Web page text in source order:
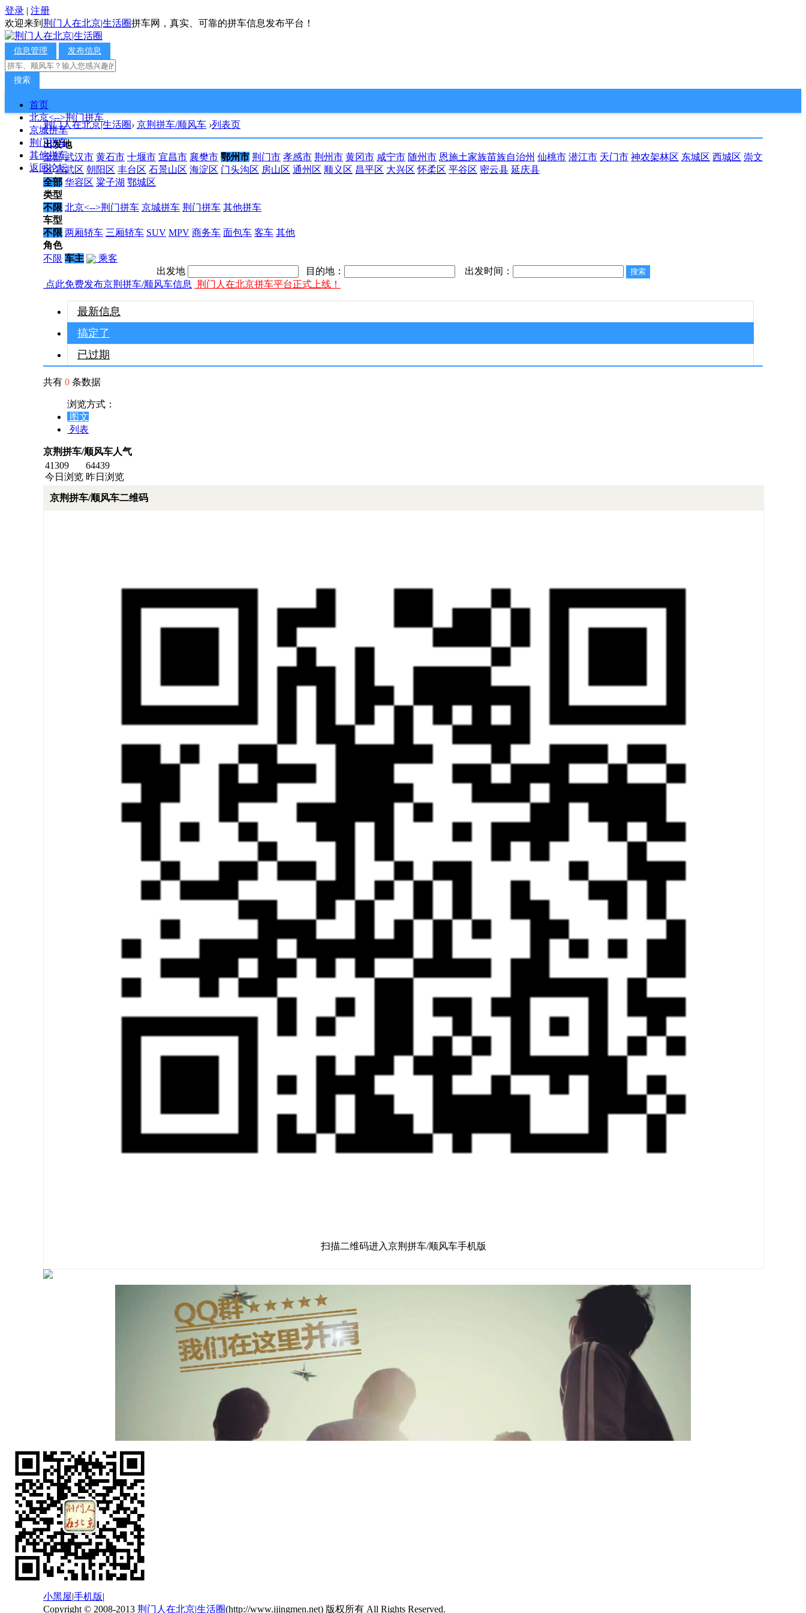
登录 | 注册
欢迎来到 荆门人在北京|生活圈拼车网，真实、可靠的拼车信息发布平台！
信息管理 发布信息
搜索
首页
北京<-->荆门拼车
京城拼车
荆门拼车
其他拼车
返回论坛
荆门人在北京|生活圈› 京荆拼车/顺风车 ›列表页
出发地
全部 武汉市 黄石市 十堰市 宜昌市 襄樊市 鄂州市 荆门市 孝感市 荆州市 黄冈市 咸宁市 随州市 恩施土家族苗族自治州 仙桃市 潜江市 天门市 神农架林区 东城区 西城区 崇文
区 宣武区 朝阳区 丰台区 石景山区 海淀区 门头沟区 房山区 通州区 顺义区 昌平区 大兴区 怀柔区 平谷区 密云县 延庆县
全部 华容区 粱子湖 鄂城区
类型
不限 北京<-->荆门拼车 京城拼车 荆门拼车 其他拼车
车型
不限 两厢轿车 三厢轿车 SUV MPV 商务车 面包车 客车 其他
角色
不限 车主
乘客
出发地
目的地：
出发时间：
点此免费发布京荆拼车/顺风车信息 荆门人在北京拼车平台正式上线！
最新信息
搞定了
已过期
共有 0 条数据
浏览方式：
图文
列表
京荆拼车/顺风车人气
41309
今日浏览
64439
昨日浏览
京荆拼车/顺风车二维码
扫描二维码进入京荆拼车/顺风车手机版
小黑屋|手机版|
Copyright © 2008-2013 荆门人在北京|生活圈(http://www.ijingmen.net) 版权所有 All Rights Reserved.